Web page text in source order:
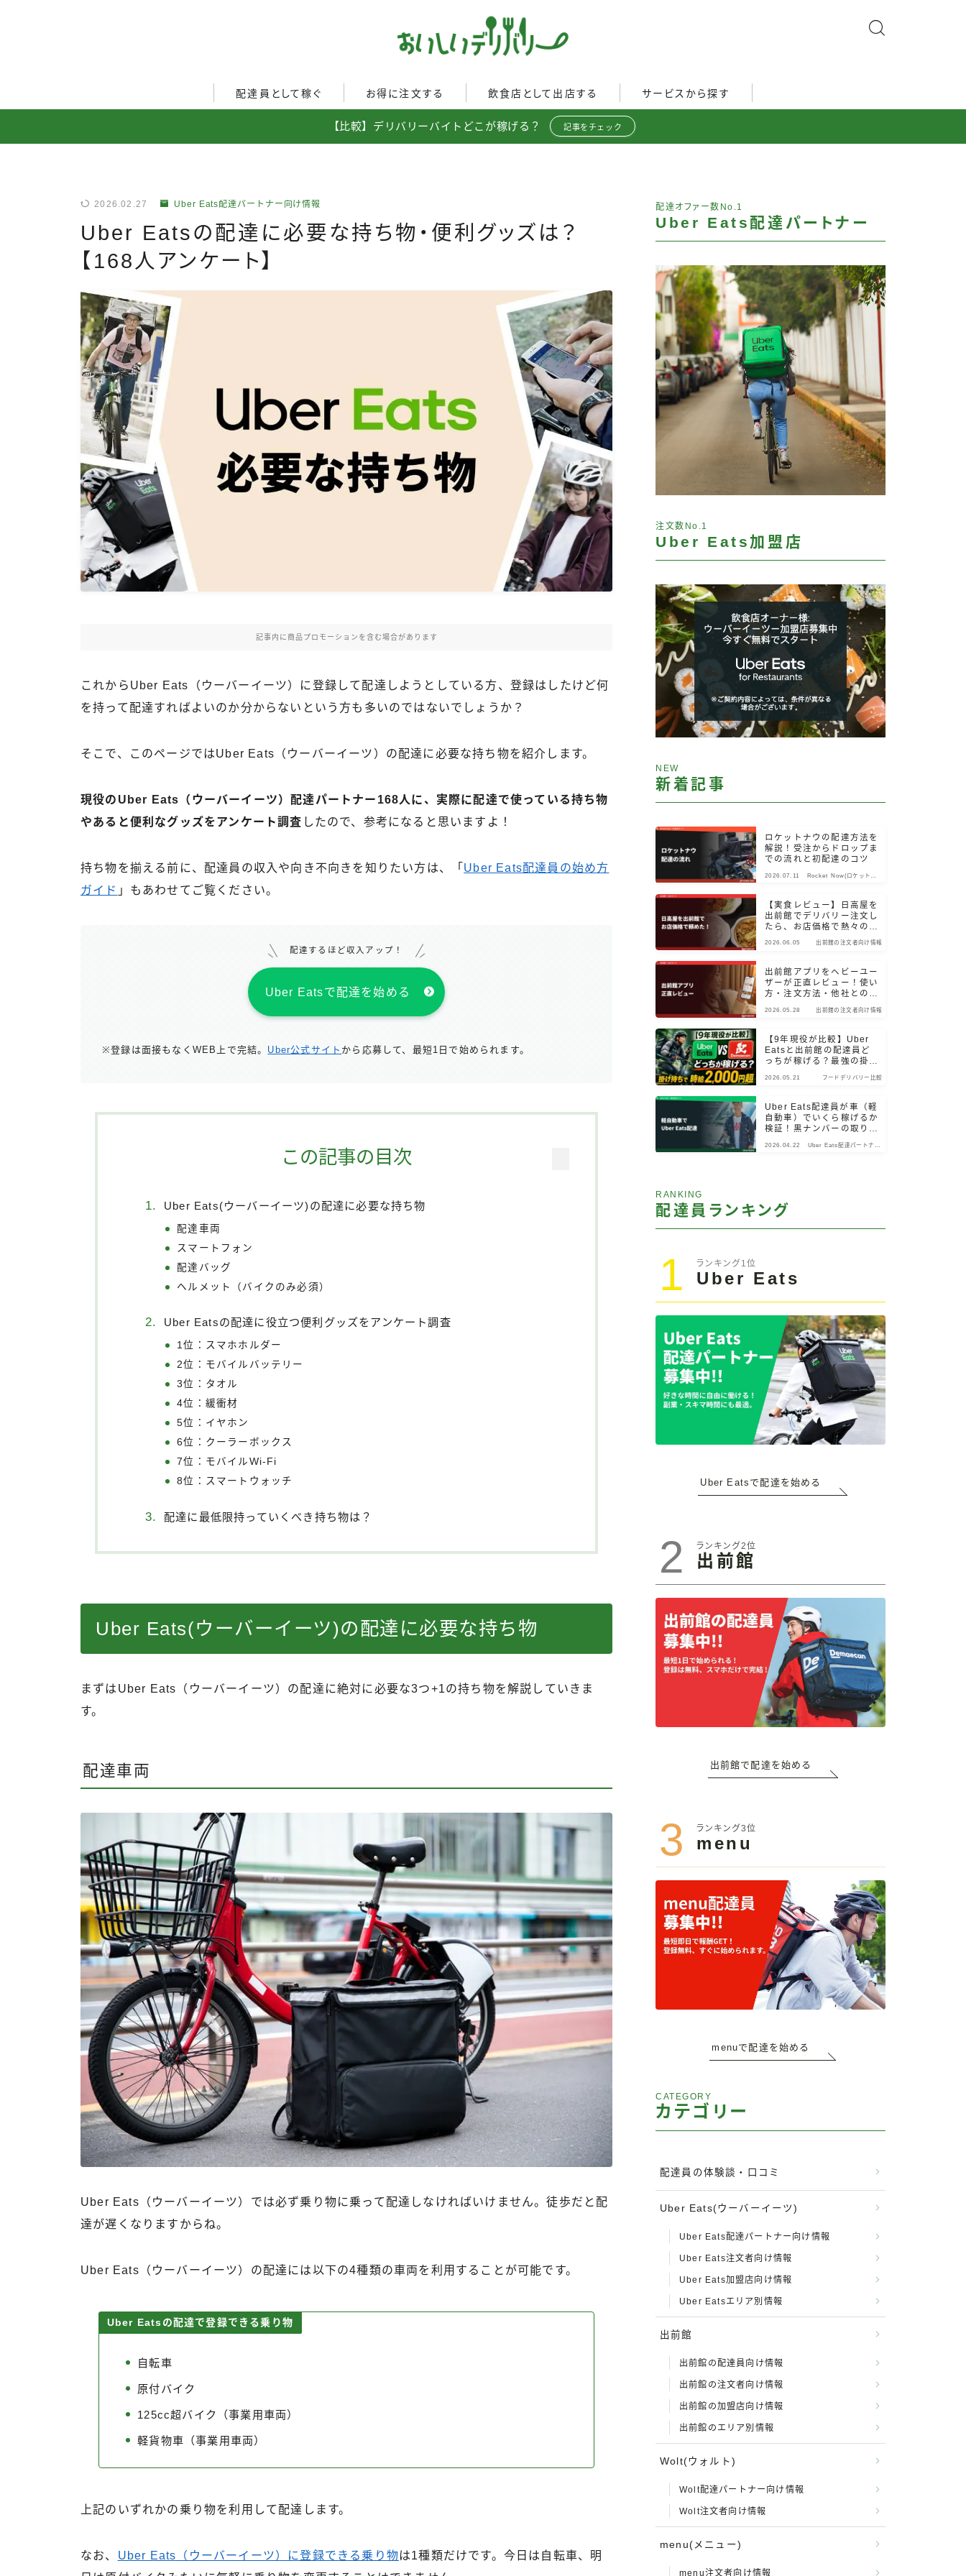
配達員として稼ぐ
配達員272人アンケート調査
お得に注文する
Uber Eatsの注文ガイド
飲食店として出店する
Uber Eats加盟店ガイド
サービスから探す
Uber Eats
【比較】デリバリーバイトどこが稼げる？ 記事をチェック
2026.02.27 Uber Eats配達パートナー向け情報
Uber Eatsの配達に必要な持ち物・便利グッズは？
【168人アンケート】
記事内に商品プロモーションを含む場合があります
これからUber Eats（ウーバーイーツ）に登録して配達しようとしている方、登録はしたけど何
を持って配達すればよいのか分からないという方も多いのではないでしょうか？
そこで、このページではUber Eats（ウーバーイーツ）の配達に必要な持ち物を紹介します。
現役のUber Eats（ウーバーイーツ）配達パートナー168人に、実際に配達で使っている持ち物
やあると便利なグッズをアンケート調査 したので、参考になると思いますよ！
持ち物を揃える前に、配達員の収入や向き不向きを知りたい方は、「 Uber Eats配達員の始め方
ガイド 」もあわせてご覧ください。
配達するほど収入アップ！
Uber Eatsで配達を始める
※登録は面接もなくWEB上で完結。 Uber公式サイト から応募して、最短1日で始められます。
この記事の目次
Uber Eats(ウーバーイーツ)の配達に必要な持ち物
配達車両
スマートフォン
配達バッグ
ヘルメット（バイクのみ必須）
Uber Eatsの配達に役立つ便利グッズをアンケート調査
1位：スマホホルダー
2位：モバイルバッテリー
3位：タオル
4位：緩衝材
5位：イヤホン
6位：クーラーボックス
7位：モバイルWi-Fi
8位：スマートウォッチ
配達に最低限持っていくべき持ち物は？
Uber Eats(ウーバーイーツ)の配達に必要な持ち物
まずはUber Eats（ウーバーイーツ）の配達に絶対に必要な3つ+1の持ち物を解説していきま
す。
配達車両
Uber Eats（ウーバーイーツ）では必ず乗り物に乗って配達しなければいけません。徒歩だと配
達が遅くなりますからね。
Uber Eats（ウーバーイーツ）の配達には以下の4種類の車両を利用することが可能です。
Uber Eatsの配達で登録できる乗り物
自転車
原付バイク
125cc超バイク（事業用車両）
軽貨物車（事業用車両）
上記のいずれかの乗り物を利用して配達します。
なお、 Uber Eats（ウーバーイーツ）に登録できる乗り物は1種類だけです。今日は自転車、明
配達オファー数No.1
Uber Eats配達パートナー
注文数No.1
Uber Eats加盟店
NEW
新着記事
ロケットナウの配達方法を
解説！受注からドロップま
での流れと初配達のコツ
2026.07.11
Rocket Now(ロケットナ
【実食レビュー】日高屋を
出前館でデリバリー注文し
たら、お店価格で熱々のま
2026.06.05 出前館の注文者向け情報
出前館アプリをヘビーユー
ザーが正直レビュー！使い
方・注文方法・他社との違
2026.05.28 出前館の注文者向け情報
【9年現役が比較】Uber
Eatsと出前館の配達員ど
っちが稼げる？最強の掛け
2026.05.21 フードデリバリー比較
Uber Eats配達員が車（軽
自動車）でいくら稼げるか
検証！黒ナンバーの取り
2026.04.22
Uber Eats配達パートナー
RANKING
配達員ランキング
1 ランキング1位
Uber Eats
Uber Eatsで配達を始める
2 ランキング2位
出前館
出前館で配達を始める
3 ランキング3位
menu
menuで配達を始める
CATEGORY
カテゴリー
配達員の体験談・口コミ
Uber Eats(ウーバーイーツ)
Uber Eats配達パートナー向け情報
Uber Eats注文者向け情報
Uber Eats加盟店向け情報
Uber Eatsエリア別情報
出前館
出前館の配達員向け情報
出前館の注文者向け情報
出前館の加盟店向け情報
出前館のエリア別情報
Wolt(ウォルト)
Wolt配達パートナー向け情報
Wolt注文者向け情報
menu(メニュー)
menu注文者向け情報